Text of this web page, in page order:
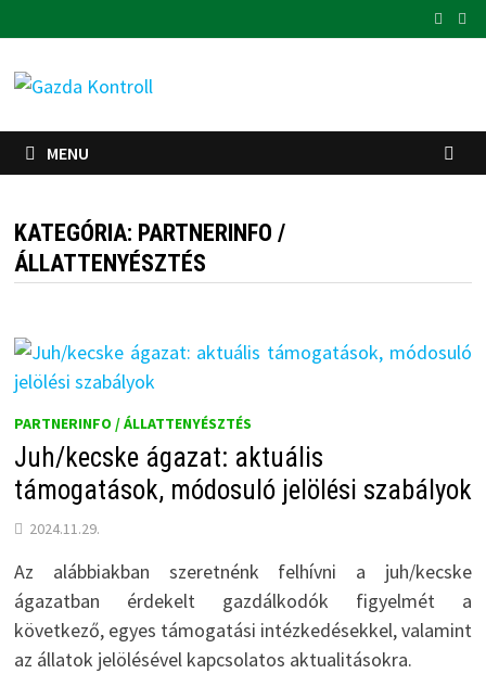
to
content
MENU
KATEGÓRIA: PARTNERINFO /
ÁLLATTENYÉSZTÉS
PARTNERINFO / ÁLLATTENYÉSZTÉS
Juh/kecske ágazat: aktuális
támogatások, módosuló jelölési szabályok
2024.11.29.
Az alábbiakban szeretnénk felhívni a juh/kecske
ágazatban érdekelt gazdálkodók figyelmét a
következő, egyes támogatási intézkedésekkel, valamint
az állatok jelölésével kapcsolatos aktualitásokra.